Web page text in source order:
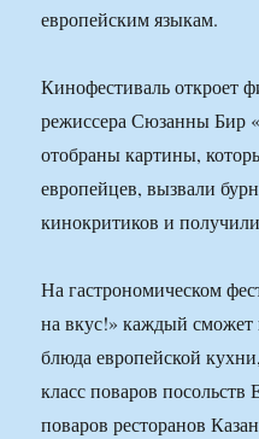
европейским языкам.
Кинофестиваль откроет
режиссера Сюзанны Бир
отобраны картины,
европейцев, вызвали
кинокритиков и
На гастрономическом
на вкус!» каждый
блюда европейской
класс поваров
поваров ресторанов